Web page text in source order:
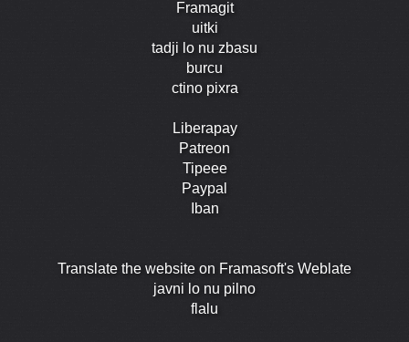
Framagit
uitki
tadji lo nu zbasu
burcu
ctino pixra
Liberapay
Patreon
Tipeee
Paypal
Iban
Translate the website on Framasoft's Weblate
javni lo nu pilno
flalu